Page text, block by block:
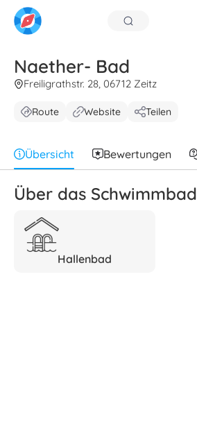
Naether- Bad
Freiligrathstr. 28, 06712 Zeitz
Route Website Teilen
Übersicht Bewertungen
Über das Schwimmbad
Hallenbad